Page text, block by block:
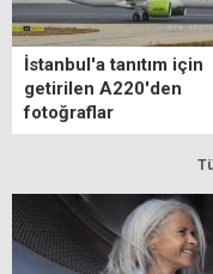
İstanbul'a tanıtım için
getirilen A220'den
fotoğraflar